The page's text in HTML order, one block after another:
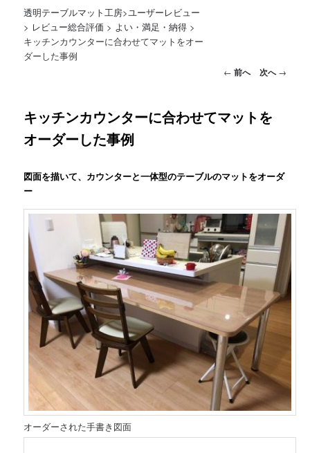
透明テーブルマット工房>ユーザーレビュー
> レビュー総合評価 > よい・満足・納得 >
キッチンカウンターに合わせてマットをオー
ダーした事例
投稿ナビゲーション
← 前へ 次へ→
キッチンカウンターに合わせてマットを
オーダーした事例
図面を描いて、カウンターと一体型のテーブルのマットをオーダ
ー
オーダーされた手書き図面